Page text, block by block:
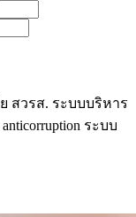
สวรส. ระบบบริหาร
anticorruption ระบบ